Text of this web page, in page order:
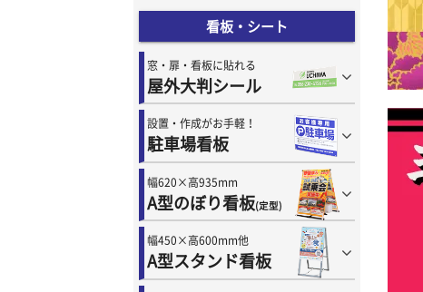
看板・シート
窓・扉・看板に貼れる
屋外大判シール
設置・作成がお手軽！
駐車場看板
幅620×高935mm
A型のぼり看板(定型)
幅450×高600mm他
A型スタンド看板